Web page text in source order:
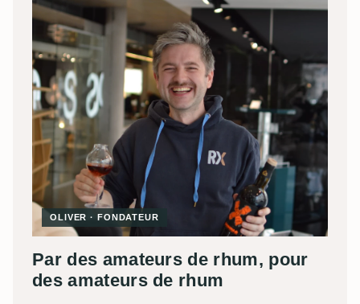
OLIVER · FONDATEUR
Par des amateurs de rhum, pour
des amateurs de rhum